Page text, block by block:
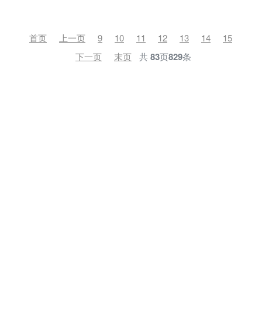
首页 上一页 9 10 11 12 13 14
15
下一页
末页 共83页829条